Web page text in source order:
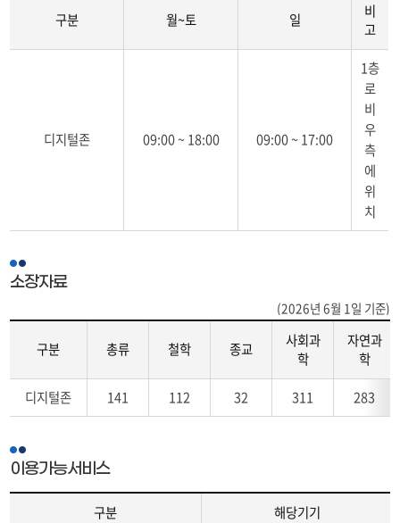
토
일,
비
_
구분 월~토 일
비
고
디지털존 09:00 ~ 18:00 09:00 ~ 17:00
1층
로
비
우
측
에
위
치
소장자료
(2026년 6월 1일 기준)
료
(구
분,
총
구분 총류 철학 종교
사회과
학
자연과
학
디지털존
141 112 32 311 283
이용가능서비스
구분
해당기기